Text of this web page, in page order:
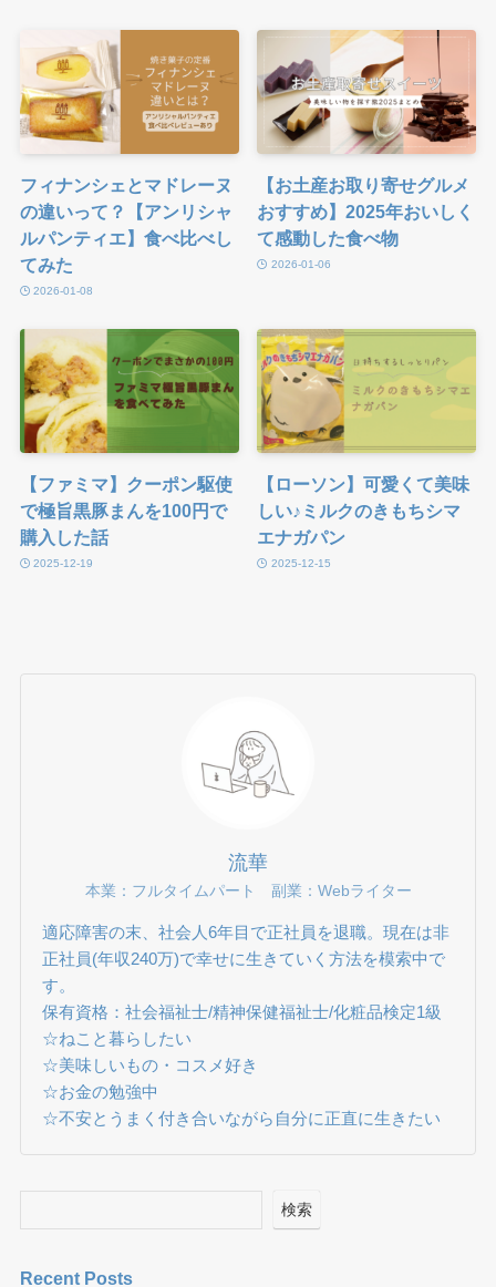
フィナンシェとマドレーヌ
の違いって？【アンリシャ
ルパンティエ】食べ比べし
てみた
2026-01-08
【お土産お取り寄せグルメ
おすすめ】2025年おいしく
て感動した食べ物
2026-01-06
【ファミマ】クーポン駆使
で極旨黒豚まんを100円で
購入した話
2025-12-19
【ローソン】可愛くて美味
しい♪ミルクのきもちシマ
エナガパン
2025-12-15
流華
本業：フルタイムパート 副業：Webライター
適応障害の末、社会人6年目で正社員を退職。現在は非
正社員(年収240万)で幸せに生きていく方法を模索中で
す。
保有資格：社会福祉士/精神保健福祉士/化粧品検定1級
☆ねこと暮らしたい
☆美味しいもの・コスメ好き
☆お金の勉強中
☆不安とうまく付き合いながら自分に正直に生きたい
検索
Recent Posts